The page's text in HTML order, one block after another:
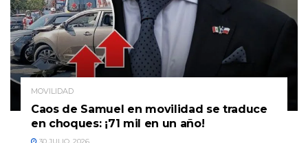
MOVILIDAD
Caos de Samuel en movilidad se traduce
en choques: ¡71 mil en un año!
30 JULIO, 2026